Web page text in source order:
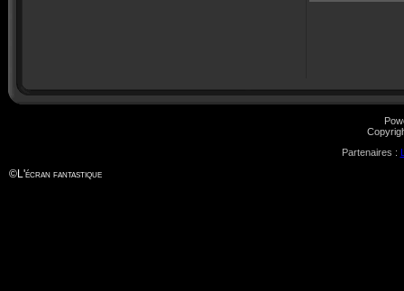
Partenaires :
©L'écran fantastique